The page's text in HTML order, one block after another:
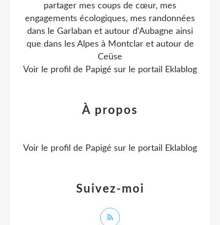
partager mes coups de cœur, mes
engagements écologiques, mes randonnées
dans le Garlaban et autour d'Aubagne ainsi
que dans les Alpes à Montclar et autour de
Ceüse
Voir le profil de Papigé sur le portail Eklablog
Suivez-moi
À propos
Voir le profil de Papigé sur le portail Eklablog